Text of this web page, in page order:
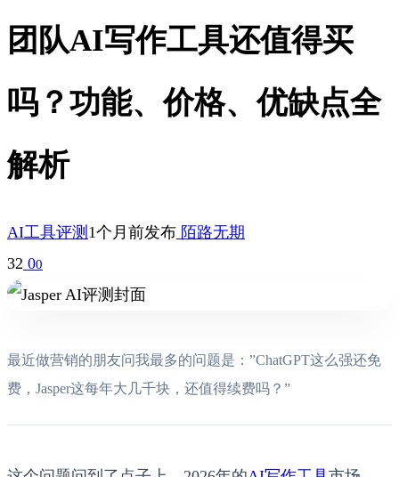
团队AI写作工具还值得买
吗？功能、价格、优缺点全
解析
AI工具评测 1个月前发布 陌路无期
32 00
最近做营销的朋友问我最多的问题是：”ChatGPT这么强还免
费，Jasper这每年大几千块，还值得续费吗？”